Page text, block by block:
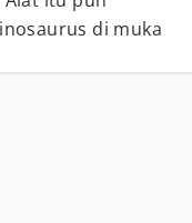
di muka